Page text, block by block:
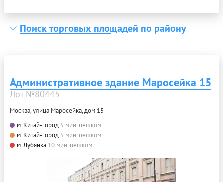
Поиск торговых площадей по району
Административное здание Маросейка 15
Лот №80445
Москва, улица Маросейка, дом 15
м. Китай-город 5 мин. пешком
м. Китай-город 5 мин. пешком
м. Лубянка 10 мин. пешком